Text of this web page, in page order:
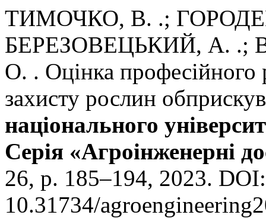
ТИМОЧКО, В. .;
БЕРЕЗОВЕЦЬКИЙ, А. .;
О. . Оцінка професійного
захисту рослин
національного
Серія «Агроінженерні
26, p. 185–194, 2023. DOI:
10.31734/